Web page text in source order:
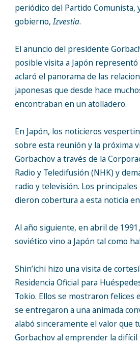
periódico del Partido Comunista,
gobierno,Izvestia.
El anuncio del presidente
posible visita a Japón representó
aclaró el panorama de las
japonesas que desde hace
encontraban en un atolladero.
En Japón, los noticieros
sobre esta reunión y la próxima
Gorbachov a través de la
Radio y Teledifusión (NHK) y
radio y televisión. Los
dieron cobertura a esta noticia
Al año siguiente, en abril de
soviético vino a Japón tal como
Shin’ichi hizo una visita de
Residencia Oficial para
Tokio. Ellos se mostraron felices
se entregaron a una animada
alabó sinceramente el valor que
Gorbachov al emprender la